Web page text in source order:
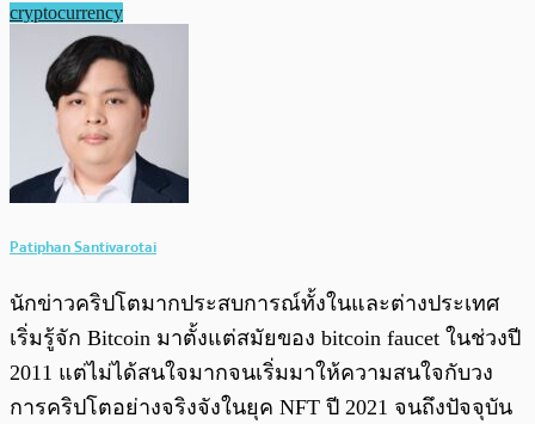
cryptocurrency
Patiphan Santivarotai
นักข่าวคริปโตมากประสบการณ์ทั้งในและต่างประเทศ
เริ่มรู้จัก Bitcoin มาตั้งแต่สมัยของ bitcoin faucet ในช่วงปี
2011 แต่ไม่ได้สนใจมากจนเริ่มมาให้ความสนใจกับวง
การคริปโตอย่างจริงจังในยุค NFT ปี 2021 จนถึงปัจจุบัน